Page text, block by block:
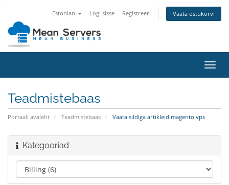
Estonian Logi sisse Registreeri Vaata ostukorvi
Teadmistebaas
Portaali avaleht Teadmistebaas Vaata sildiga artikleid magento vps
Kategooriad